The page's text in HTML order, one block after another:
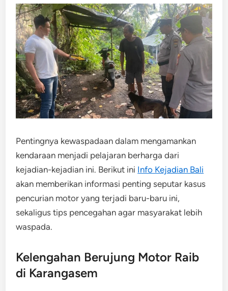
​Pentingnya kewaspadaan dalam mengamankan
kendaraan menjadi pelajaran berharga dari
kejadian-kejadian ini. Berikut ini Info Kejadian Bali
akan memberikan informasi penting seputar kasus
pencurian motor yang terjadi baru-baru ini,
sekaligus tips pencegahan agar masyarakat lebih
waspada.
Kelengahan Berujung Motor Raib
di Karangasem